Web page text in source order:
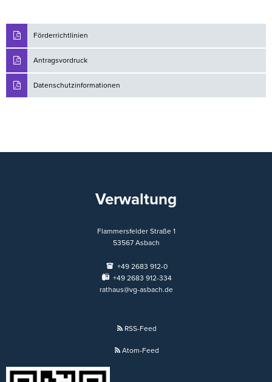
Förderrichtlinien
Antragsvordruck
Datenschutzinformationen
Verwaltung
Flammersfelder Straße 1
53567 Asbach
+49 2683 912-0
+49 2683 912-334
rathaus@vg-asbach.de
RSS-Feed
Atom-Feed